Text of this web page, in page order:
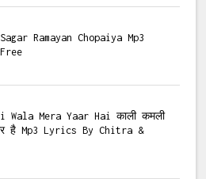
Ramayan Chopaiya Mp3
Wala Mera Yaar Hai काली कमली
है Mp3 Lyrics By Chitra &